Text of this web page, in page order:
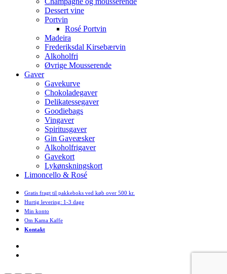
Dessert vine
Portvin
Rosé Portvin
Madeira
Frederiksdal Kirsebærvin
Alkoholfri
Øvrige Mousserende
Gaver
Gavekurve
Chokoladegaver
Delikatessegaver
Goodiebags
Vingaver
Spiritusgaver
Gin Gaveæsker
Alkoholfrigaver
Gavekort
Lykønskningskort
Limoncello & Rosé
Gratis fragt til pakkeboks ved køb over 500 kr.
Hurtig levering: 1-3 dage
Min konto
Om Kama Kaffe
Kontakt